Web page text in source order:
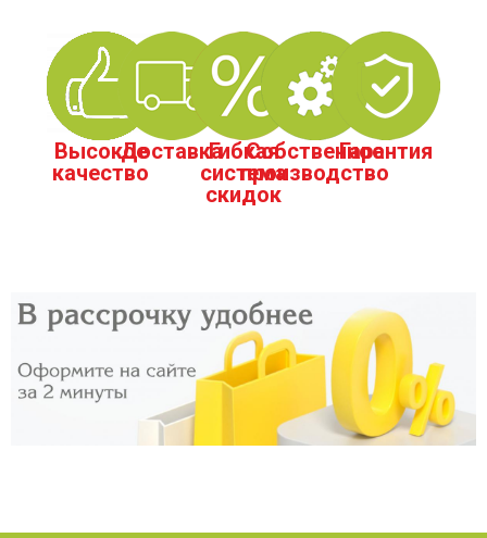
Высокое
качество
ДоставкаГибкая
система
скидок
Собственное
производство
Гарантия